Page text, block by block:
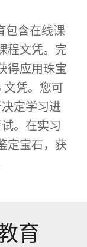
包含在线课
程文凭。完
得应用珠宝
文凭。您可
定学习进
。在实习
定宝石，获
育